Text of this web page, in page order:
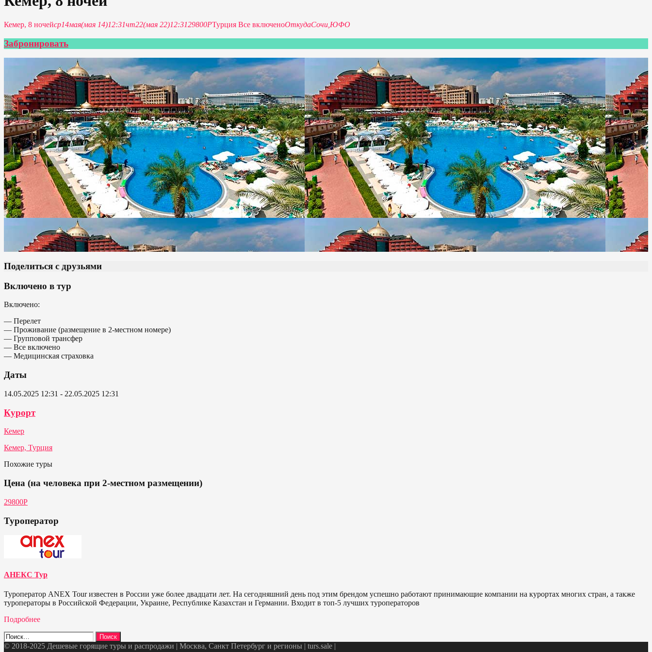
Кемер, 8 ночейср14мая(мая 14)12:31чт22(мая 22)12:3129800PТурция Все включеноОткудаСочи, ЮФО
Забронировать
Поделиться с друзьями
Включено в тур
Включено:
— Перелет
— Проживание (размещение в 2-местном номере)
— Групповой трансфер
— Все включено
— Медицинская страховка
Даты
14.05.2025 12:31 - 22.05.2025 12:31
Курорт
Кемер
Кемер, Турция
Похожие туры
Цена (на человека при 2-местном размещении)
29800P
Туроператор
АНЕКС Тур
Туроператор ANEX Tour известен в России уже более двадцати лет. На сегодняшний день под этим брендом успешно работают принимающие компании на курортах многих стран, а также
туроператоры в Российской Федерации, Украине, Республике Казахстан и Германии. Входит в топ-5 лучших туроператоров
Подробнее
Найти:
© 2018-2025 Дешевые горящие туры и распродажи | Москва, Санкт Петербург и регионы | turs.sale |